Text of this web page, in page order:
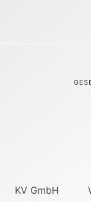
KV GmbH